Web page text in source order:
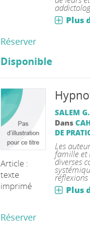
Plus
Réserver
Disponible
Article :
texte
imprimé
SALEM G.
Dans
DE
Les
famille et
diverses
réflexions
Plus
Réserver